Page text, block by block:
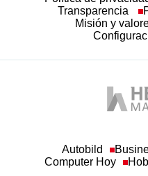
Transparencia
Misión y
Autobild
Computer Hoy